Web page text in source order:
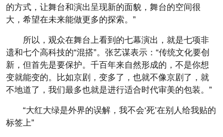
的方式，让舞台和演出呈现新的面貌，舞台的空间很
大，希望在未来能做更多的探索。”
所以，观众在舞台上看到的七幕演出，就是七项非
遗和七个高科技的“混搭”。张艺谋表示：“传统文化要创
新，但首先是要保护。千百年来自然形成的，不是你想
变就能变的。比如京剧，变多了，也就不像京剧了，就
不地道了，我们最多也就是进行适合时代审美的包装。”
“大红大绿是外界的误解，我不会‘死’在别人给我贴的
标签上”